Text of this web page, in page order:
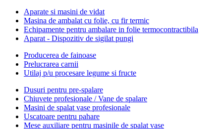
Aparate si masini de vidat
Masina de ambalat cu folie, cu fir termic
Echipamente pentru ambalare in folie termocontractibila
Aparat - Dispozitiv de sigilat pungi
Producerea de fainoase
Prelucrarea carnii
Utilaj p/u procesare legume si fructe
Dusuri pentru pre-spalare
Chiuvete profesionale / Vane de spalare
Masini de spalat vase profesionale
Uscatoare pentru pahare
Mese auxiliare pentru masinile de spalat vase